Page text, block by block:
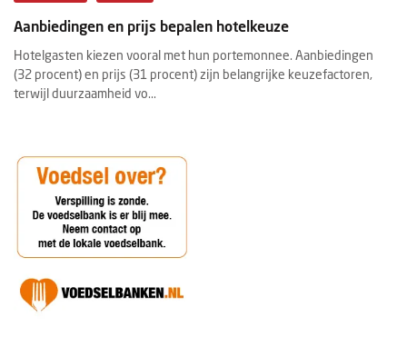
Aanbiedingen en prijs bepalen hotelkeuze
Hotelgasten kiezen vooral met hun portemonnee. Aanbiedingen
(32 procent) en prijs (31 procent) zijn belangrijke keuzefactoren,
terwijl duurzaamheid vo...